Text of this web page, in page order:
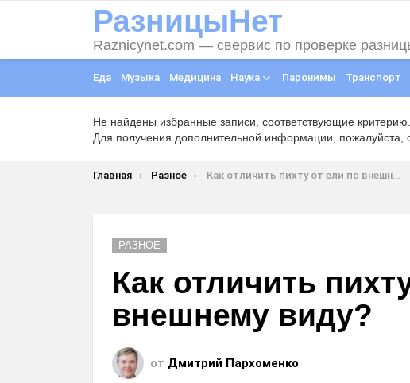
РазницыНет
Raznicynet.com — свервис по проверке
Еда Музыка Медицина Наука Паронимы Транспорт
Не найдены избранные записи, соответствующие критерию.
Для получения дополнительной информации, пожалуйста,
Вы здесь:
Главная Разное Как отличить пихту от ели по внешнему виду?
РАЗНОЕ
Как отличить
внешнему виду?
от Дмитрий Пархоменко